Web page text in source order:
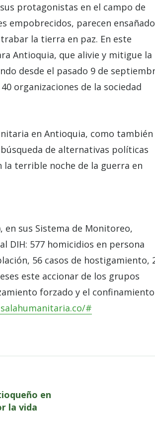
protagonistas en el campo de
empobrecidos, parecen
la tierra en paz. En este
Antioquia, que alivie y mitigue la
desde el pasado 9 de
organizaciones de la sociedad
en Antioquia, como también
de alternativas políticas
terrible noche de la guerra en
en sus Sistema de Monitoreo,
DIH: 577 homicidios en persona
56 casos de hostigamiento,
este accionar de los grupos
forzado y el confinamiento
#
en
la vida